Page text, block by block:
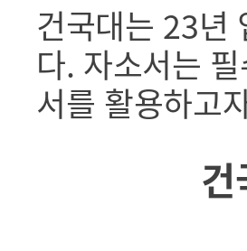
건국대는 23년
다. 자소서는
서를 활용하고